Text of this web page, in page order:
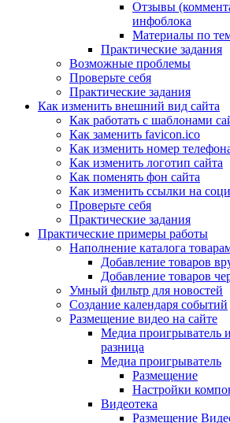
Отзывы
инфоблока
Материалы по
Практические задания
Возможные проблемы
Проверьте себя
Практические задания
Как изменить внешний вид сайта
Как работать с шаблонами
Как заменить favicon.ico
Как изменить номер
Как изменить логотип сайта
Как поменять фон сайта
Как изменить ссылки на
Проверьте себя
Практические задания
Практические примеры работы
Наполнение каталога
Добавление товаров
Добавление товаров
Умный фильтр для новостей
Создание календаря событий
Размещение видео на сайте
Медиа проигрыватель
разница
Медиа проигрыватель
Размещение
Настройки
Видеотека
Размещение